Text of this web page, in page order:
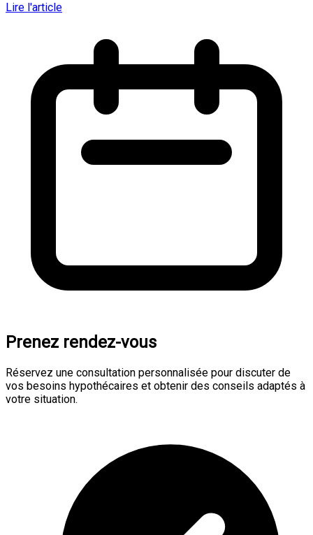
Lire l'article
Prenez rendez-vous
Réservez une consultation personnalisée pour discuter de
vos besoins hypothécaires et obtenir des conseils adaptés à
votre situation.